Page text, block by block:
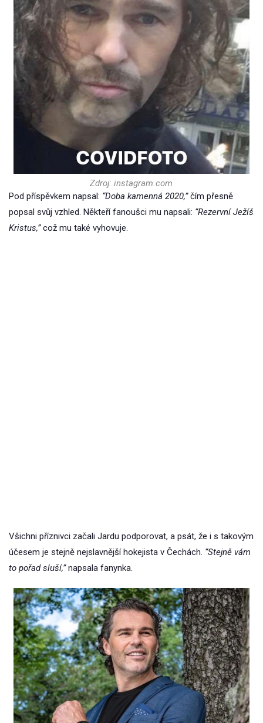
Zdroj: instagram.com
Pod příspěvkem napsal: “Doba kamenná 2020,”čím přesně
popsal svůj vzhled. Někteří fanoušci mu napsali: “Rezervní Ježíš
Kristus,”což mu také vyhovuje.
Všichni příznivci začali Jardu podporovat, a psát, že i s takovým
účesem je stejně nejslavnější hokejista v Čechách. “Stejně vám
to pořad sluší,”napsala fanynka.